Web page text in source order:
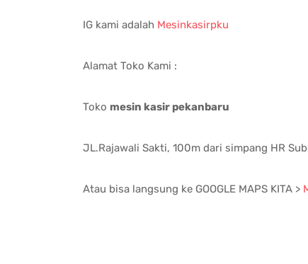
IG kami adalah Mesinkasirpku
Alamat Toko Kami :
Toko mesin kasir pekanbaru
JL.Rajawali Sakti, 100m dari simpang HR
Atau bisa langsung ke GOOGLE MAPS KITA >